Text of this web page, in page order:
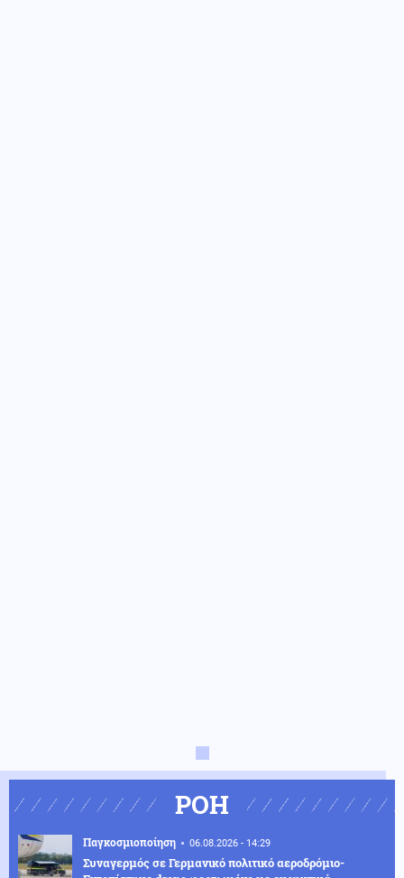
ΡΟΗ
Παγκοσμιοποίηση 06.08.2026 - 14:29
Συναγερμός σε Γερμανικό πολιτικό αεροδρόμιο-